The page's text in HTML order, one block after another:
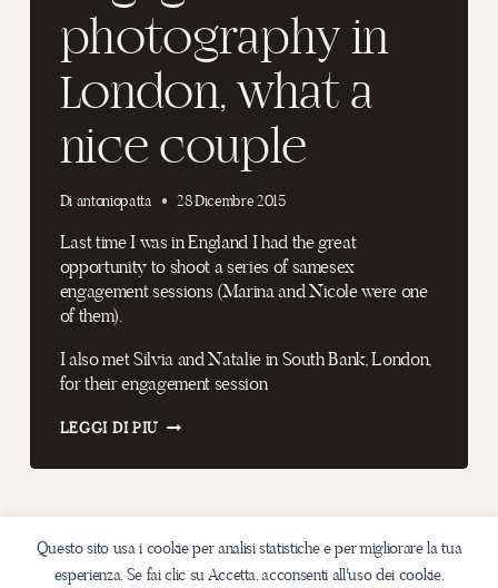
Questo sito usa i cookie per analisi statistiche e per migliorare la tua
esperienza. Se fai clic su Accetta, acconsenti all'uso dei cookie.
photography in
London, what a
nice couple
Di antoniopatta 28 Dicembre 2015
Last time I was in England I had the great
opportunity to shoot a series of samesex
engagement sessions (Marina and Nicole were one
of them).
I also met Silvia and Natalie in South Bank, London,
for their engagement session
LEGGI DI PIÙAMAZING
LONDON,
A
NICE
Navigazione
Pagina
successiva